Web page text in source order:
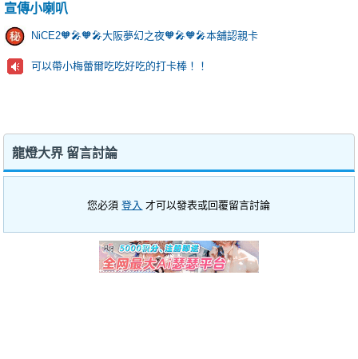
宣傳小喇叭
NiCE2🧡🎤🧡🎤大阪夢幻之夜🧡🎤🧡🎤本舖認親卡
可以帶小梅蕾爾吃吃好吃的打卡棒！！
龍燈大界 留言討論
您必須登入 才可以發表或回覆留言討論